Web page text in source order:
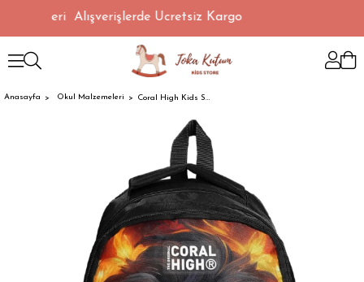
TL Üzeri Alışverişlerde Ücretsiz Kargo
Anasayfa Okul Malzemeleri Coral High Kids Siyah Aslan Desenli Üç Bölmeli Okul Sırt Çantası